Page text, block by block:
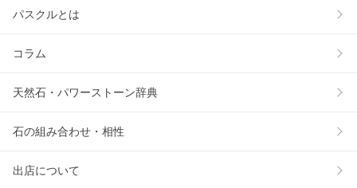
パスクルとは
コラム
天然石・パワーストーン辞典
石の組み合わせ・相性
出店について